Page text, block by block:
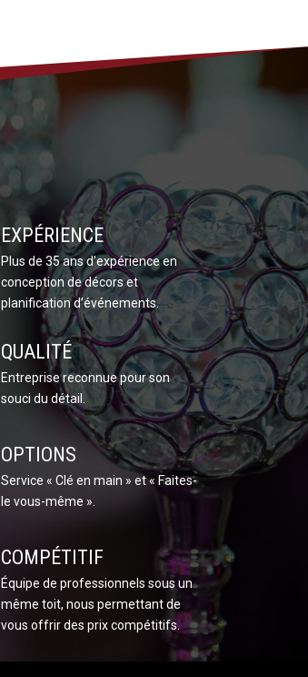
EXPÉRIENCE
Plus de 35 ans d’expérience en
conception de décors et
planification d’événements.
QUALITÉ
Entreprise reconnue pour son
souci du détail.
OPTIONS
Service « Clé en main » et « Faites-
le vous-même ».
COMPÉTITIF
Équipe de professionnels sous un
même toit, nous permettant de
vous offrir des prix compétitifs.